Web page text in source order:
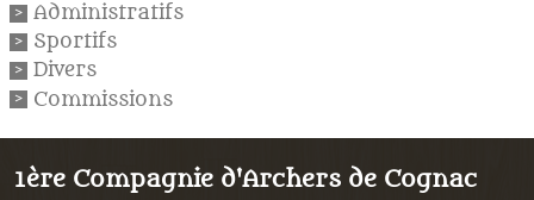
Administratifs
Sportifs
Divers
Commissions
1ère Compagnie d'Archers de Cognac